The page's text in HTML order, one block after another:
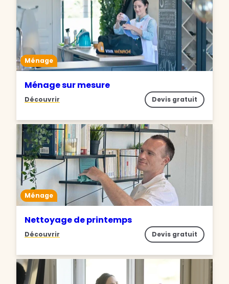
Ménage
Ménage sur mesure
Découvrir Devis gratuit
Ménage
Nettoyage de printemps
Découvrir Devis gratuit